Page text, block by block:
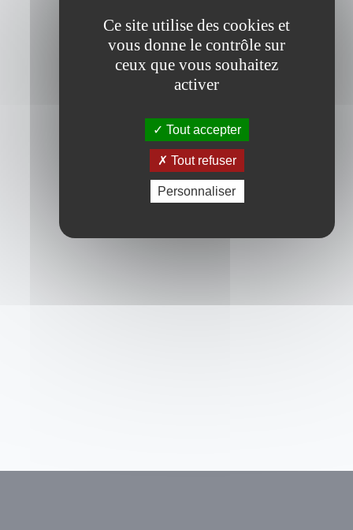
Ce site utilise des cookies et
vous donne le contrôle sur
ceux que vous souhaitez
activer
Tout accepter
Tout refuser
Personnaliser